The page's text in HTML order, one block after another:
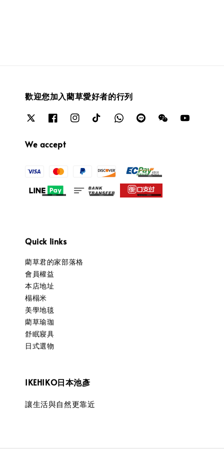
歡迎您加入藺草愛好者的行列
We accept
Quick links
藺草君的家部落格
會員權益
本店地址
榻榻米
美學地毯
藺草瑜珈
舒眠寢具
日式選物
IKEHIKO日本池彥
讓生活與自然更靠近